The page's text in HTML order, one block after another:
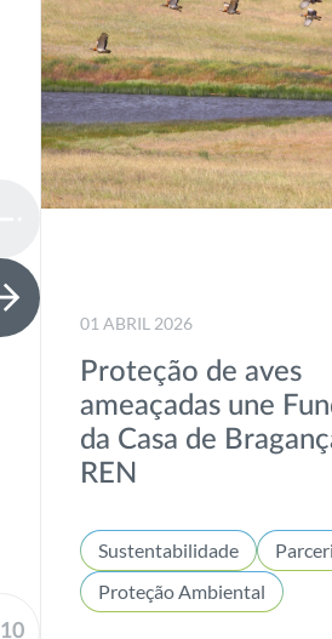
10
01 ABRIL 2026
Proteção de aves
ameaçadas une
da Casa de
REN
Sustentabilidade
Proteção Ambiental